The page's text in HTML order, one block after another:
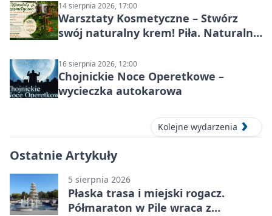
14 sierpnia 2026, 17:00
Warsztaty Kosmetyczne – Stwórz
swój naturalny krem! Piła. Naturalna
16 sierpnia 2026, 12:00
Chojnickie Noce Operetkowe –
wycieczka autokarowa
Kolejne wydarzenia
Ostatnie Artykuły
5 sierpnia 2026
Płaska trasa i miejski rogacz.
Półmaraton w Pile wraca z